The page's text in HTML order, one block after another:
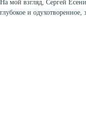
На мой взгляд, Сергей
глубокое и одухотворенное,